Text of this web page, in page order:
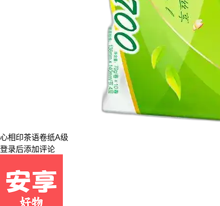
心相印茶语卷纸A级
登录后添加评论